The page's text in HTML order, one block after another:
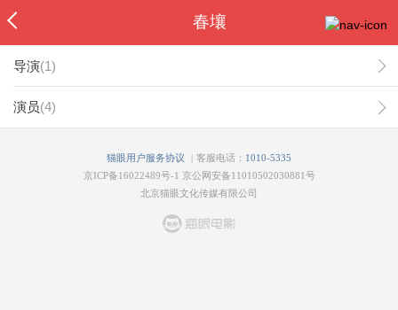
春壤
导演(1)
演员(4)
猫眼用户服务协议 | 客服电话： 1010-5335
京ICP备16022489号-1 京公网安备11010502030881号
北京猫眼文化传媒有限公司